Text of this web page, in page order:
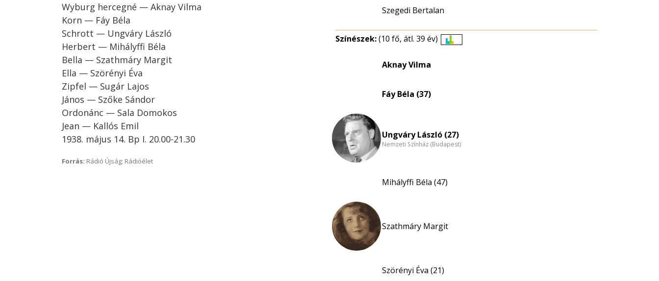
Wyburg hercegné — Aknay Vilma
Korn — Fáy Béla
Schrott — Ungváry László
Herbert — Mihályffi Béla
Bella — Szathmáry Margit
Ella — Szörényi Éva
Zipfel — Sugár Lajos
János — Szőke Sándor
Ordonánc — Sala Domokos
Jean — Kallós Emil
1938. május 14. Bp I. 20.00-21.30
Forrás: Rádió Újság; Rádióélet
Szegedi Bertalan
Színészek:(10 fő, átl. 39 év)
Aknay Vilma
Fáy Béla (37)
Ungváry László (27)
Nemzeti Színház (Budapest)
Mihályffi Béla (47)
Szathmáry Margit
Szörényi Éva (21)